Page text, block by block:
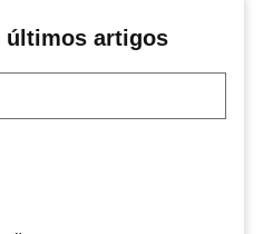
últimos artigos